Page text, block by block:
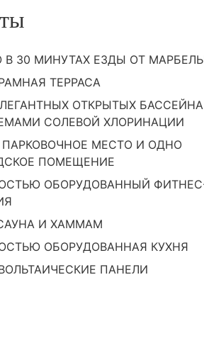
В 30 МИНУТАХ ЕЗДЫ ОТ
ТЕРРАСА
ОТКРЫТЫХ
СОЛЕВОЙ ХЛОРИНАЦИИ
МЕСТО И ОДНО
ПОМЕЩЕНИЕ
ОБОРУДОВАННЫЙ
И ХАММАМ
ОБОРУДОВАННАЯ КУХНЯ
ПАНЕЛИ